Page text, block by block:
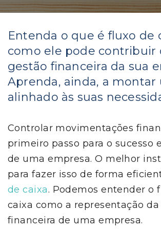
Entenda o que é fluxo de
como ele pode contribuir
gestão financeira da sua
Aprenda, ainda, a montar
alinhado às suas
Controlar movimentações
primeiro passo para o sucesso
de uma empresa. O melhor
para fazer isso de forma
de caixa. Podemos entender o
caixa como a representação da
financeira de uma empresa.